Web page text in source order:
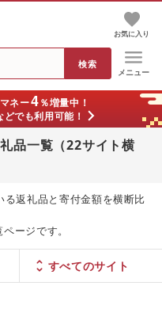
お気に入り
メニュー
ネー4％増量中！
でも利用可能！
品一覧（22サイト横
返礼品と寄付金額を横断比
ージです。